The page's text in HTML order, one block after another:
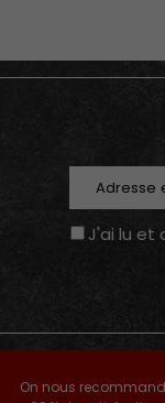
J'ai lu et
On nous